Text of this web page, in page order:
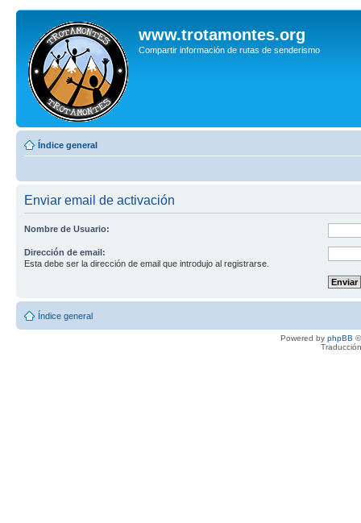
www.trotamontes.org
Compartir información de rutas de senderismo
Índice general
Enviar email de activación
Nombre de Usuario:
Dirección de email:
Esta debe ser la dirección de email que introdujo al registrarse.
Índice general
Powered by phpBB